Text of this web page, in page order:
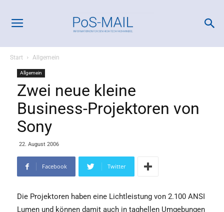
Start Allgemein
Allgemein
Zwei neue kleine
Business-Projektoren von
Sony
22. August 2006
Facebook Twitter
Die Projektoren haben eine Lichtleistung von 2.100 ANSI
Lumen und können damit auch in taghellen Umgebungen